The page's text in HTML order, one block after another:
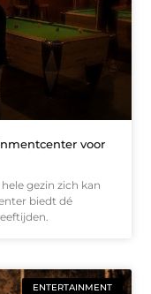
voor
gezin zich kan
biedt dé
ENTERTAINMENT